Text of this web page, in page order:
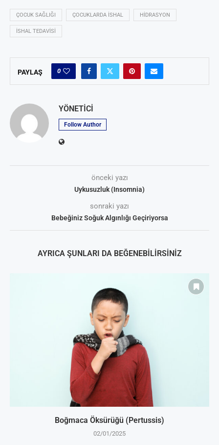
ÇOCUK SAĞLIĞI ÇOCUKLARDA ISHAL HIDRASYON
ISHAL TEDAVISI
PAYLAŞ 0
YÖNETICI
Follow Author
önceki yazı
Uykusuzluk (Insomnia)
sonraki yazı
Bebeğiniz Soğuk Algınlığı Geçiriyorsa
AYRICA ŞUNLARI DA BEĞENEBILIRSINIZ
Boğmaca Öksürüğü (Pertussis)
02/01/2025